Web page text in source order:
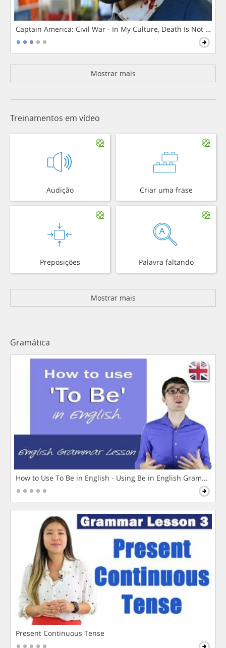
Captain America: Civil War - In My Culture, Death Is Not The
Mostrar mais
Treinamentos em vídeo
Audição Criar uma frase
Preposições Palavra faltando
Mostrar mais
Gramática
How to Use To Be in English - Using Be in English Grammar
Present Continuous Tense